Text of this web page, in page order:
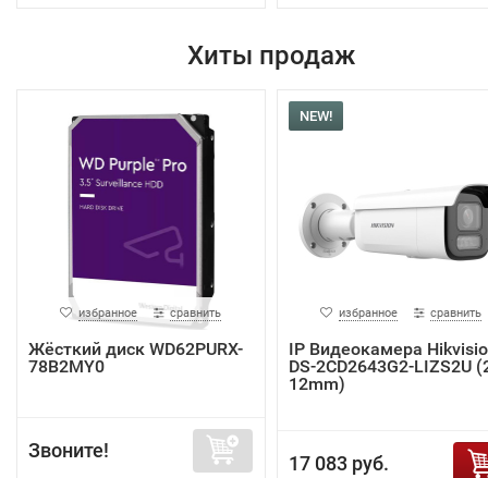
Хиты продаж
избранное сравнить
Жёсткий диск WD62PURX-
78B2MY0
Звоните!
NEW!
избранное сравнить
IP Видеокамера
DS-2CD2643G2-LIZS2U
12mm)
17 083 руб.